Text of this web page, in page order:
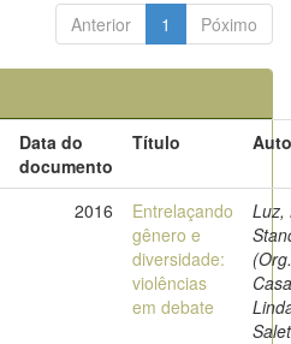
Anterior 1 Póximo
Data do
documento
Título
2016
Entrelaçando
gênero e
diversidade:
violências
em debate
Luz,